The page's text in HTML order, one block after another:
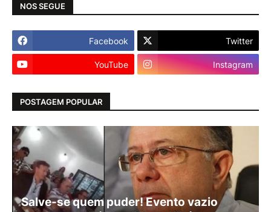
NOS SEGUE
Facebook Twitter
YouTube Instagram
POSTAGEM POPULAR
Salve-se quem puder! Evento vazio